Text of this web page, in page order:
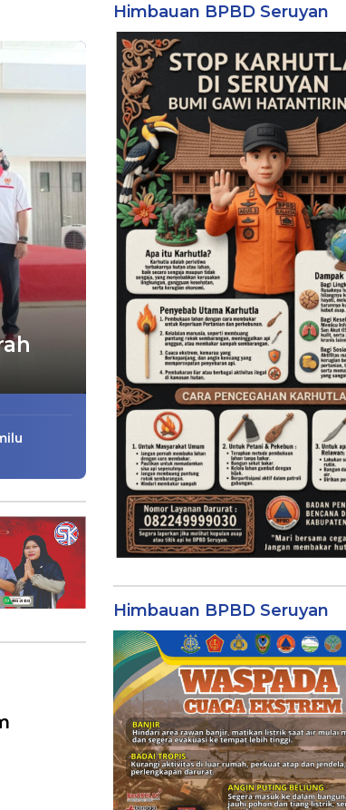
Himbauan BPBD Seruyan
Himbauan BPBD Seruyan